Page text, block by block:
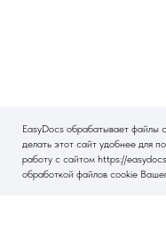
EasyDocs обрабатывает
делать этот сайт удобнее для
работу с сайтом https://
обработкой файлов cookie